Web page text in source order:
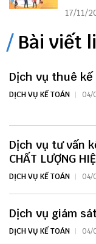
17/11/
Bài viết
Dịch vụ thuê
DỊCH VỤ KẾ TOÁN 04/
Dịch vụ tư vấn
CHẤT LƯỢNG
DỊCH VỤ KẾ TOÁN 04/
Dịch vụ giám
DỊCH VỤ KẾ TOÁN 04/